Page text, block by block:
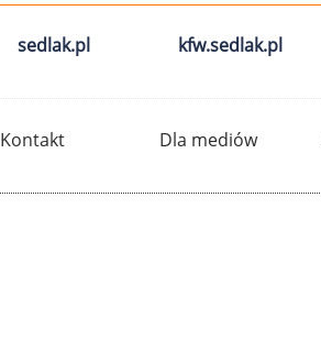
sedlak.pl kfw.sedlak.pl
Kontakt Dla mediów